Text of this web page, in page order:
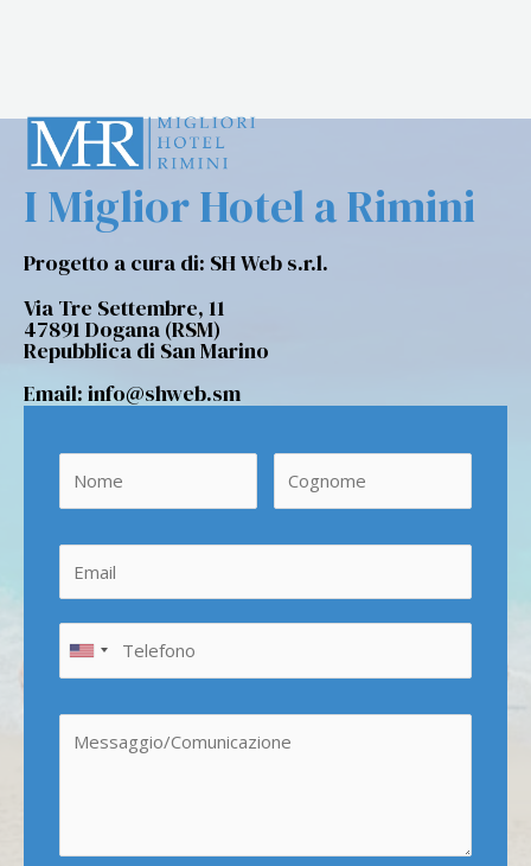
I Miglior Hotel a Rimini
Progetto a cura di: SH Web s.r.l.
Via Tre Settembre, 11
47891 Dogana (RSM)
Repubblica di San Marino
Email: info@shweb.sm